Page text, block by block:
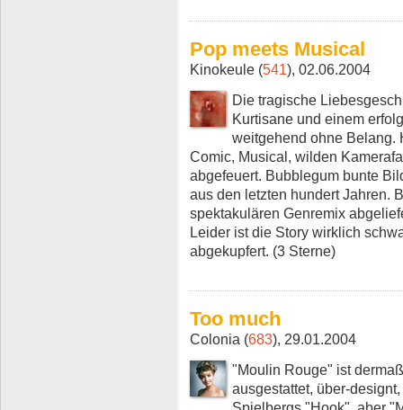
Pop meets Musical
Kinokeule (541), 02.06.2004
Die tragische
Kurtisane und einem
weitgehend ohne Belang.
Comic, Musical, wilden
abgefeuert. Bubblegum bunte
aus den letzten hundert Jahren.
spektakulären Genremix
Leider ist die Story wirklich
abgekupfert. (3 Sterne)
Too much
Colonia (683), 29.01.2004
"Moulin Rouge" ist
ausgestattet, über-